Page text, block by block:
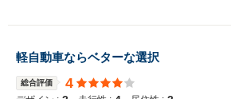
軽自動車ならベターな選択
総合評価 4